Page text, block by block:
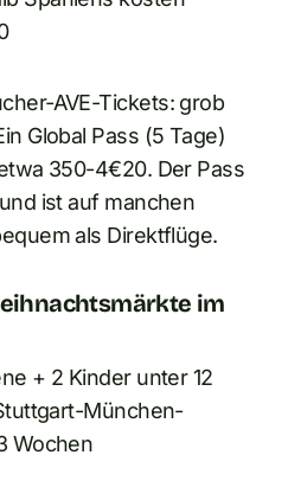
AVE-Tickets: grob
Global Pass (5 Tage)
350-4€20. Der Pass
ist auf manchen
als Direktflüge.
im
+ 2 Kinder unter 12
München-
Wochen